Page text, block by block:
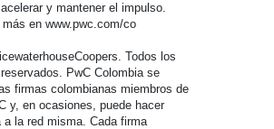
y mantener el impulso.
más en www.pwc.com/co
Todos los
PwC Colombia se
firmas colombianas miembros de
y, en ocasiones, puede hacer
a la red misma. Cada firma